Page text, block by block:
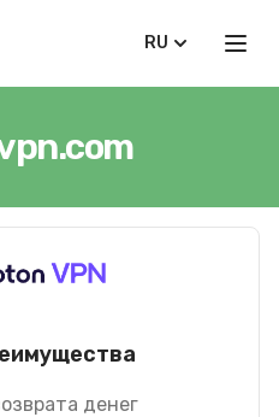
RU
денег